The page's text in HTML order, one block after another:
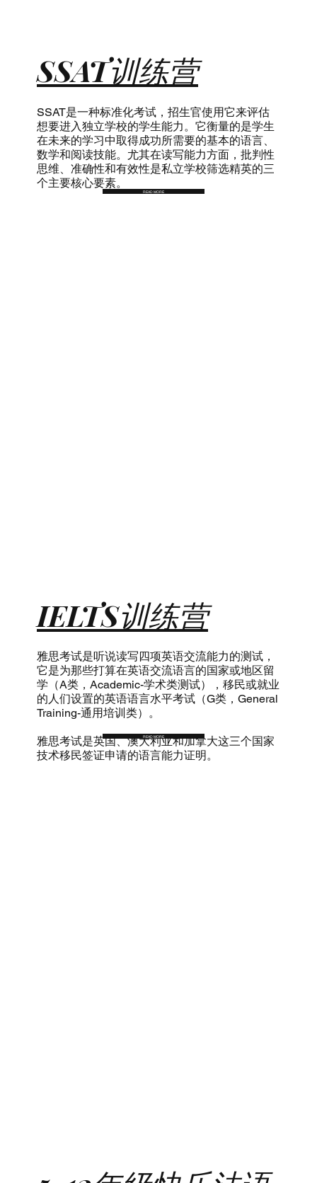
SSAT训练营
SSAT是一种标准化考试，招生官使用它来评估
想要进入独立学校的学生能力。它衡量的是学生
在未来的学习中取得成功所需要的基本的语言、
数学和阅读技能。尤其在读写能力方面，批判性
思维、准确性和有效性是私立学校筛选精英的三
个主要核心要素。
READ MORE
IELTS训练营
雅思考试是听说读写四项英语交流能力的测试，
它是为那些打算在英语交流语言的国家或地区留
学（A类，Academic-学术类测试），移民或就业
的人们设置的英语语言水平考试（G类，General
Training-通用培训类）。
雅思考试是英国、澳大利亚和加拿大这三个国家
技术移民签证申请的语言能力证明。
READ MORE